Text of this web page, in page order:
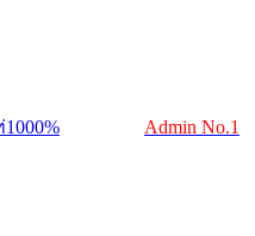
Admin No.1